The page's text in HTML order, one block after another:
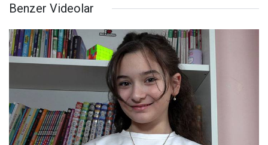
Benzer Videolar